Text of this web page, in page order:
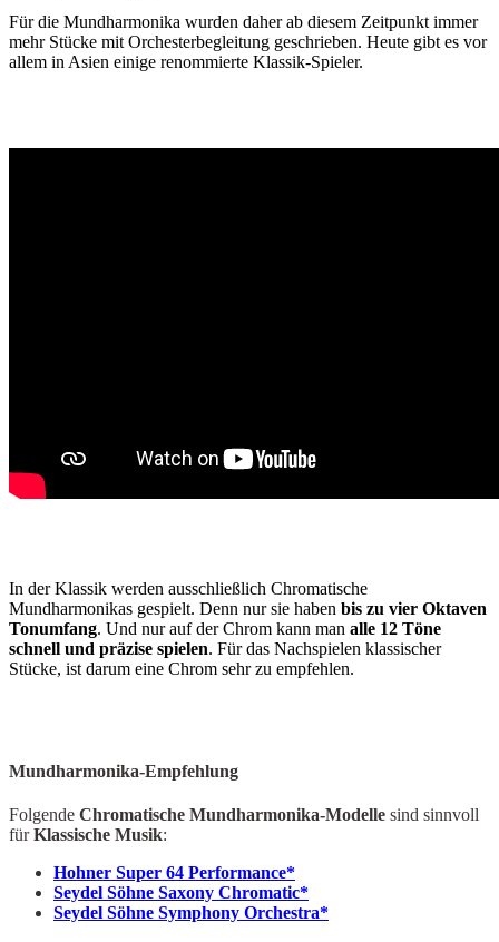
Für die Mundharmonika wurden daher ab diesem Zeitpunkt immer
mehr Stücke mit Orchesterbegleitung geschrieben. Heute gibt es vor
allem in Asien einige renommierte Klassik-Spieler.
In der Klassik werden ausschließlich Chromatische
Mundharmonikas gespielt. Denn nur sie haben bis zu vier Oktaven
Tonumfang. Und nur auf der Chrom kann man alle 12 Töne
schnell und präzise spielen. Für das Nachspielen klassischer
Stücke, ist darum eine Chrom sehr zu empfehlen.
Mundharmonika-Empfehlung
Folgende Chromatische Mundharmonika-Modelle sind sinnvoll
fürKlassische Musik:
Hohner Super 64 Performance*
Seydel Söhne Saxony Chromatic*
Seydel Söhne Symphony Orchestra*